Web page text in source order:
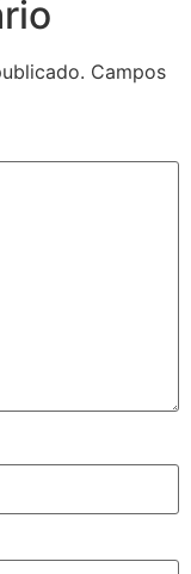
Campos